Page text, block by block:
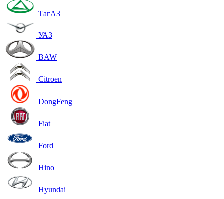
ТагАЗ
УАЗ
BAW
Citroen
DongFeng
Fiat
Ford
Hino
Hyundai